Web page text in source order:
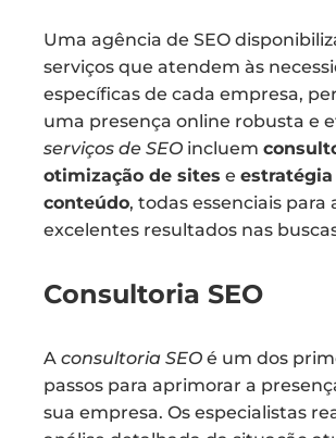
Uma agência de SEO
serviços que atendem às
específicas de cada empresa,
uma presença online robusta e
serviços de SEO incluem
otimização de sites e estratégia
conteúdo, todas essenciais para
excelentes resultados nas
Consultoria SEO
A consultoria SEO é um dos
passos para aprimorar a
sua empresa. Os especialistas